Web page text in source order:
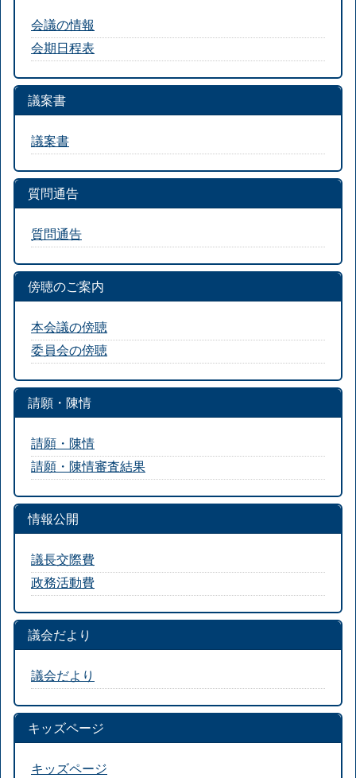
会議の情報
会期日程表
議案書
議案書
質問通告
質問通告
傍聴のご案内
本会議の傍聴
委員会の傍聴
請願・陳情
請願・陳情
請願・陳情審査結果
情報公開
議長交際費
政務活動費
議会だより
議会だより
キッズページ
キッズページ